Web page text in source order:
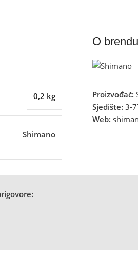
0,2 kg
Shimano
O brendu
Proizvođač:
Sjedište: 3-
Web: